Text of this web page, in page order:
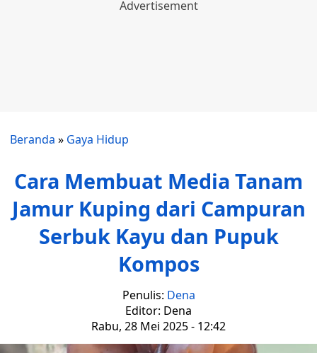
Beranda » Gaya Hidup
Cara Membuat Media Tanam
Jamur Kuping dari Campuran
Serbuk Kayu dan Pupuk
Kompos
Penulis: Dena
Editor: Dena
Rabu, 28 Mei 2025 - 12:42